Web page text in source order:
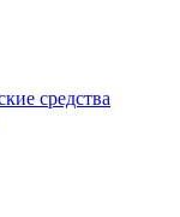
средства